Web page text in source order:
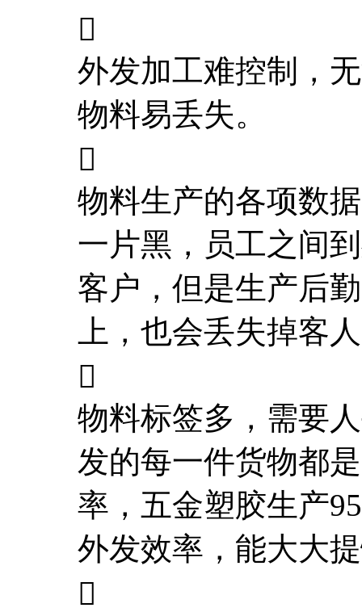

外发加工难控制，
物料易丢失。

物料生产的各项数
一片黑，员工之间
客户，但是生产后
上，也会丢失掉客

物料标签多，需要
发的每一件货物都
率，五金塑胶生产
外发效率，能大大
